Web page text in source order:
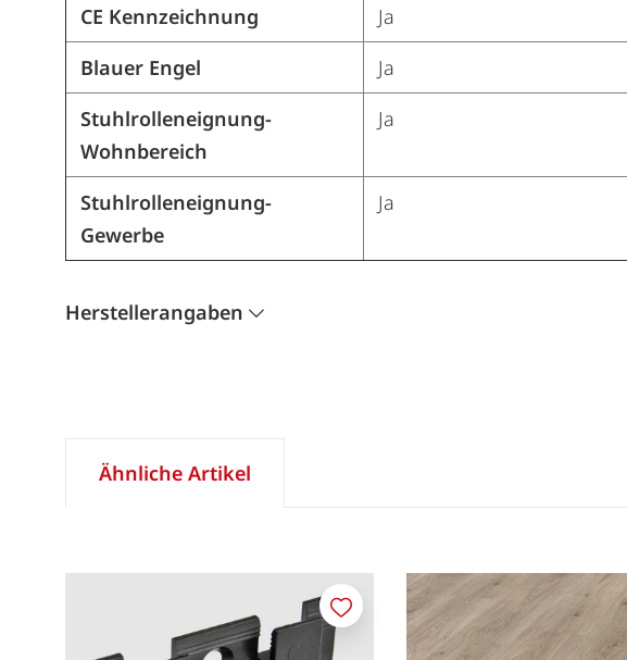
CE Kennzeichnung
Ja
Blauer Engel
Ja
Stuhlrolleneignung-
Wohnbereich
Ja
Stuhlrolleneignung-
Gewerbe
Ja
Herstellerangaben
Ähnliche Artikel
Merken